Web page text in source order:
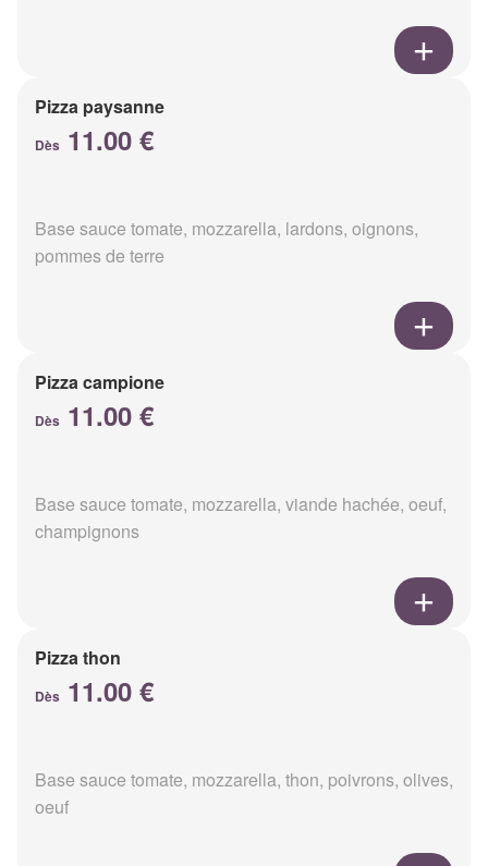
Pizza paysanne
Dès 11.00 €
Base sauce tomate, mozzarella, lardons, oignons,
pommes de terre
Pizza campione
Dès 11.00 €
Base sauce tomate, mozzarella, viande hachée, oeuf,
champignons
Pizza thon
Dès 11.00 €
Base sauce tomate, mozzarella, thon, poivrons, olives,
oeuf